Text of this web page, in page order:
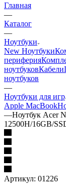
Главная
—
Каталог
—
Ноутбуки
New Ноутбуки
периферия
ноутбуковКабели
ноутбуков
—
Ноутбуки для игр
Apple MacBook
—Ноутбук Acer
12500H/16GB/
Артикул: 01226